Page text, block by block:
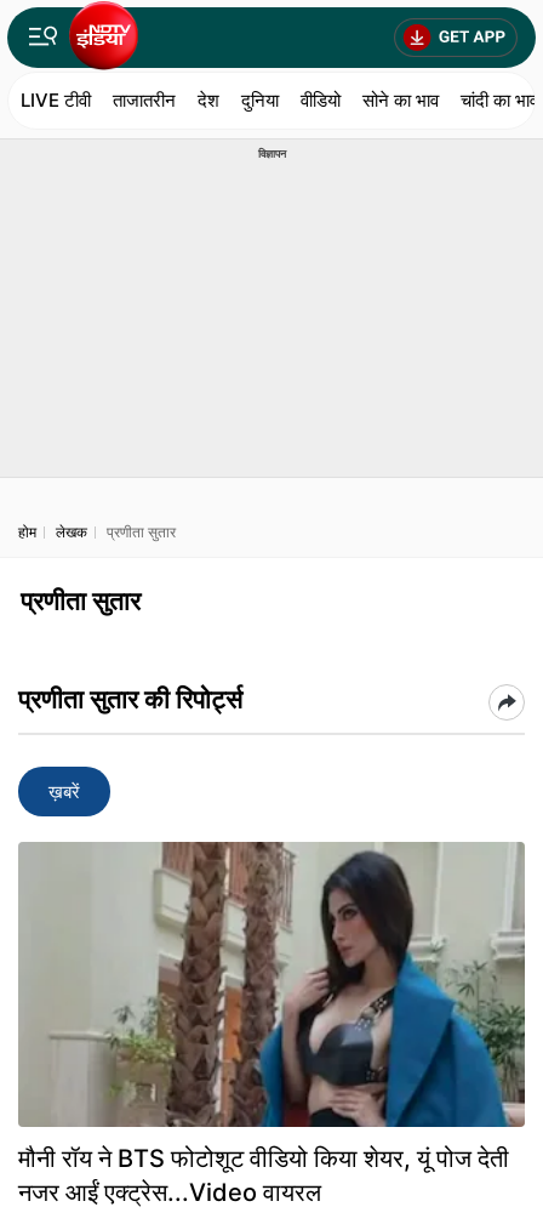
LIVE टीवी ताजातरीन देश दुनिया वीडियो सोने का भाव चांदी का भाव
विज्ञापन
होम लेखक प्रणीता सुतार
प्रणीता सुतार
प्रणीता सुतार की रिपोर्ट्स
ख़बरें
मौनी रॉय ने BTS फोटोशूट वीडियो किया शेयर, यूं पोज देती
नजर आईं एक्ट्रेस...Video वायरल